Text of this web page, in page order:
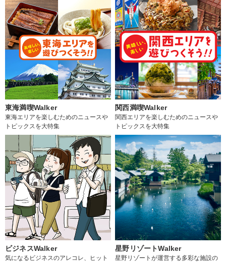
東海満喫Walker
東海エリアを楽しむためのニュースや
トピックスを大特集
関西満喫Walker
関西エリアを楽しむためのニュースや
トピックスを大特集
ビジネスWalker
気になるビジネスのアレコレ、ヒット
星野リゾートWalker
星野リゾートが運営する多彩な施設の